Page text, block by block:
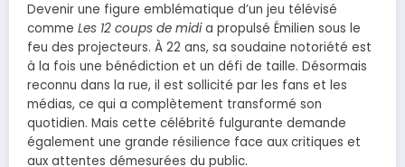
Devenir une figure emblématique d’un jeu télévisé
comme Les 12 coups de midia propulsé Émilien sous le
feu des projecteurs. À 22 ans, sa soudaine notoriété est
à la fois une bénédiction et un défi de taille. Désormais
reconnu dans la rue, il est sollicité par les fans et les
médias, ce qui a complètement transformé son
quotidien. Mais cette célébrité fulgurante demande
également une grande résilience face aux critiques et
aux attentes démesurées du public.